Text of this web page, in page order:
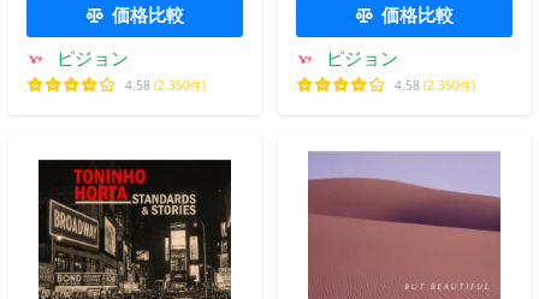
価格比較
ピジョン
4.58 (2,350件)
価格比較
ピジョン
4.58 (2,350件)